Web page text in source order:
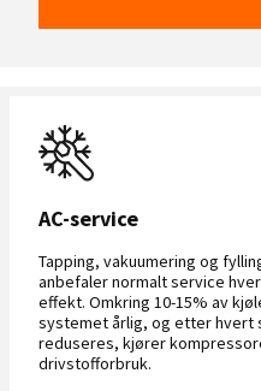
AC-service
Tapping, vakuumering og
anbefaler normalt service
effekt. Omkring 10-15% av
systemet årlig, og etter hvert
reduseres, kjører
drivstofforbruk.